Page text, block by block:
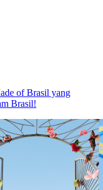
of Brasil yang
Brasil!